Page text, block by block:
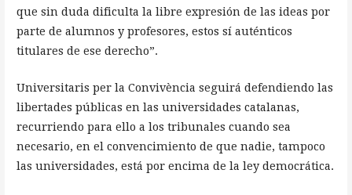
que sin duda dificulta la libre expresión de las ideas por
parte de alumnos y profesores, estos sí auténticos
titulares de ese derecho”.
Universitaris per la Convivència seguirá defendiendo las
libertades públicas en las universidades catalanas,
recurriendo para ello a los tribunales cuando sea
necesario, en el convencimiento de que nadie, tampoco
las universidades, está por encima de la ley democrática.